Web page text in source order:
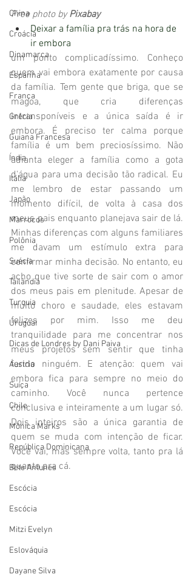
China
Croácia
Dinamarca
Espanha
França
Grécia
Guiana Francesa
Índia
Itália
Japão
Marrocos
Polônia
Suécia
Tailândia
Turquia
Uruguai
Dicas de Londres by Dani Paiva
Áustria
Suíça
Chile
Mônica Marks
República Dominicana
Bete Antunes
Escócia
Escócia
Mitzi Evelyn
Eslováquia
Dayane Silva
Free photo by Pixabay
Deixar a família pra trás na hora de
ir embora
um ponto complicadíssimo. Conheço
quem vai embora exatamente por causa
da família. Tem gente que briga, que se
magoa, que cria diferenças
intransponíveis e a única saída é ir
embora. É preciso ter calma porque
família é um bem preciosíssimo. Não
adianta eleger a família como a gota
d'água para uma decisão tão radical. Eu
me lembro de estar passando um
momento difícil, de volta à casa dos
meus pais enquanto planejava sair de lá.
Minhas diferenças com alguns familiares
me davam um estímulo extra para
confirmar minha decisão. No entanto, eu
acho que tive sorte de sair com o amor
dos meus pais em plenitude. Apesar de
muito choro e saudade, eles estavam
felizes por mim. Isso me deu
tranquilidade para me concentrar nos
meus projetos sem sentir que tinha
ferido ninguém. E atenção: quem vai
embora fica para sempre no meio do
caminho. Você nunca pertence
conclusiva e inteiramente a um lugar só.
Dois inteiros são a única garantia de
quem se muda com intenção de ficar.
Você vai, mas sempre volta, tanto pra lá
quanto pra cá.